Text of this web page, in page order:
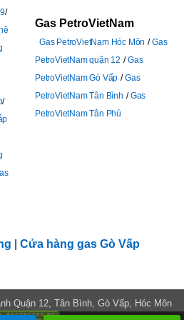
Gas PetroVietNam
Gas PetroVietNam Hóc Môn
Gas
PetroVietNam quận 12
Gas
PetroVietNam Gò Vấp
Gas
PetroVietNam Tân Bình
Gas
PetroVietNam Tân Phú
Cửa hàng gas Gò Vấp
Quận 12, Tân Bình, Gò Vấp, Hóc Môn